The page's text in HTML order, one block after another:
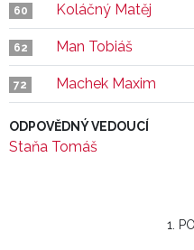
60 Koláčný Matěj
62 Man Tobiáš
72 Machek Maxim
ODPOVĚDNÝ VEDOUCÍ
Staňa Tomáš
1.